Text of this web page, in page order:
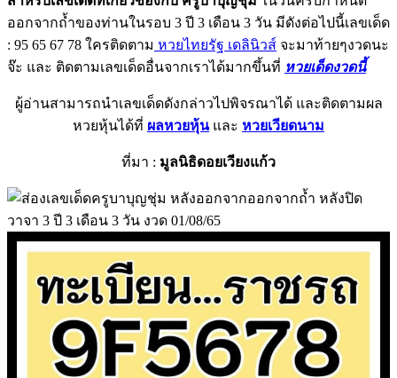
ออกจากถ้ำของท่านในรอบ 3 ปี 3 เดือน 3 วัน มีดังต่อไปนี้เลขเด็ด
: 95 65 67 78 ใครติดตาม หวยไทยรัฐ เดลินิวส์ จะมาท้ายๆงวดนะ
จ๊ะ และ ติดตามเลขเด็ดอื่นจากเราได้มากขึ้นที่ หวยเด็ดงวดนี้
ผู้อ่านสามารถนำเลขเด็ดดังกล่าวไปพิจรณาได้ และติดตามผล
หวยหุ้นได้ที่ ผลหวยหุ้นและ หวยเวียดนาม
ที่มา : มูลนิธิดอยเวียงแก้ว